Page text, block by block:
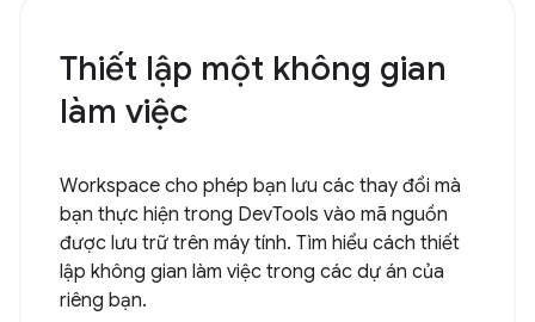
Thiết lập một không gian
làm việc
Workspace cho phép bạn lưu các thay đổi mà
bạn thực hiện trong DevTools vào mã nguồn
được lưu trữ trên máy tính. Tìm hiểu cách thiết
lập không gian làm việc trong các dự án của
riêng bạn.